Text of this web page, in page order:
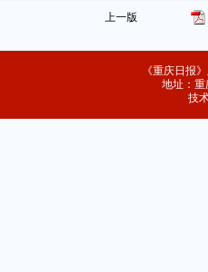
上一版
《重庆日报
地址：重
技